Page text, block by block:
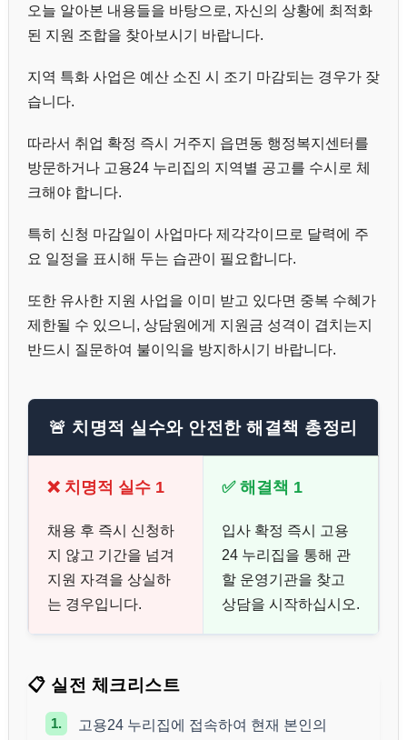
오늘 알아본 내용들을 바탕으로, 자신의 상황에 최적화
된 지원 조합을 찾아보시기 바랍니다.
지역 특화 사업은 예산 소진 시 조기 마감되는 경우가 잦
습니다.
따라서 취업 확정 즉시 거주지 읍면동 행정복지센터를
방문하거나 고용24 누리집의 지역별 공고를 수시로 체
크해야 합니다.
특히 신청 마감일이 사업마다 제각각이므로 달력에 주
요 일정을 표시해 두는 습관이 필요합니다.
또한 유사한 지원 사업을 이미 받고 있다면 중복 수혜가
제한될 수 있으니, 상담원에게 지원금 성격이 겹치는지
반드시 질문하여 불이익을 방지하시기 바랍니다.
🚨 치명적 실수와 안전한 해결책 총정리
❌ 치명적 실수 1
채용 후 즉시 신청하
지 않고 기간을 넘겨
지원 자격을 상실하
는 경우입니다.
✅ 해결책 1
입사 확정 즉시 고용
24 누리집을 통해 관
할 운영기관을 찾고
상담을 시작하십시오.
📋 실전 체크리스트
1.
고용24 누리집에 접속하여 현재 본인의